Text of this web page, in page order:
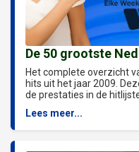
De 50 grootste
Het complete overzicht
hits uit het jaar 2009.
de prestaties in de
Lees meer...